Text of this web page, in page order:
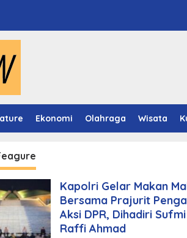
Ekonomi Olahraga Wisata
Kapolri Gelar Makan
Bersama Prajurit
Aksi DPR, Dihadiri
Raffi Ahmad